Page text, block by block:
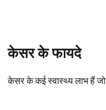
केसर के फायदे
केसर के कई स्वास्थ्य लाभ हैं जो